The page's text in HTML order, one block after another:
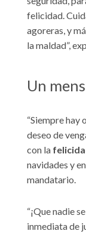
felicidad.
agoreras, y
la maldad”,
Un
“Siempre hay
deseo de
con la
navidades y
mandatario.
“¡Que nadie
inmediata de